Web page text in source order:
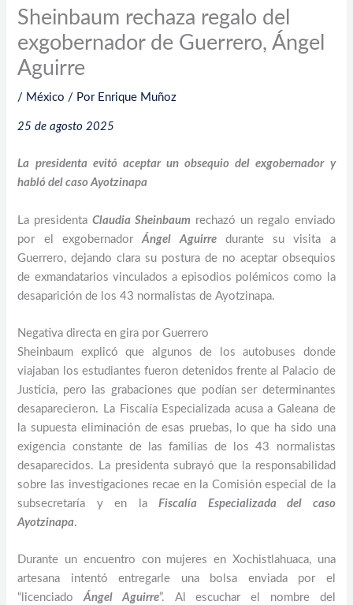
Sheinbaum rechaza regalo del
exgobernador de Guerrero, Ángel
Aguirre
/ México / Por Enrique Muñoz
25 de agosto 2025
La presidenta evitó aceptar un obsequio del exgobernador y
habló del caso Ayotzinapa
La presidentaClaudia Sheinbaum rechazó un regalo enviado
por el exgobernadorÁngel Aguirredurante su visita a
Guerrero, dejando clara su postura de no aceptar obsequios
de exmandatarios vinculados a episodios polémicos como la
desaparición de los 43 normalistas de Ayotzinapa.
Negativa directa en gira por Guerrero
Sheinbaum explicó que algunos de los autobuses donde
viajaban los estudiantes fueron detenidos frente al Palacio de
Justicia, pero las grabaciones que podían ser determinantes
desaparecieron. La Fiscalía Especializada acusa a Galeana de
la supuesta eliminación de esas pruebas, lo que ha sido una
exigencia constante de las familias de los 43 normalistas
desaparecidos. La presidenta subrayó que la responsabilidad
sobre las investigaciones recae en la Comisión especial de la
subsecretaría y en laFiscalía Especializada del caso
Ayotzinapa.
Durante un encuentro con mujeres en Xochistlahuaca, una
artesana intentó entregarle una bolsa enviada por el
“licenciadoÁngel Aguirre”. Al escuchar el nombre del